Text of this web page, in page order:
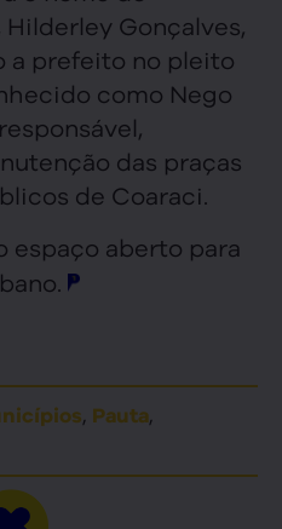
Gonçalves,
a prefeito no pleito
como Nego
das praças
de Coaraci.
espaço aberto para
, Pauta,